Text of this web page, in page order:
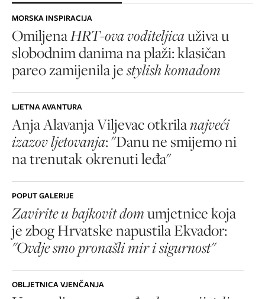
MORSKA INSPIRACIJA
OmiljenaHRT-ova voditeljicauživa u
slobodnim danima na plaži: klasičan
pareo zamijenila jestylish komadom
LJETNA AVANTURA
Anja Alavanja Viljevac otkrilanajveći
izazov ljetovanja: "Danu ne smijemo ni
na trenutak okrenuti leđa"
POPUT GALERIJE
Zavirite u bajkovit domumjetnice koja
je zbog Hrvatske napustila Ekvador:
"Ovdje smo pronašli mir i sigurnost"
OBLJETNICA VJENČANJA